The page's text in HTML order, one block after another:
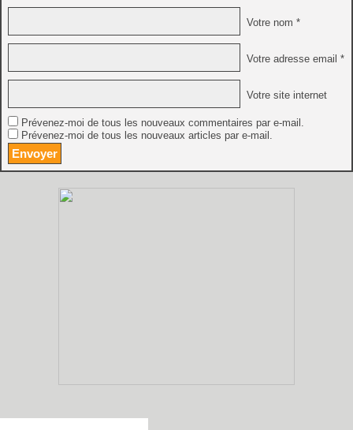
Votre nom *
Votre adresse email *
Votre site internet
Prévenez-moi de tous les nouveaux commentaires par e-mail.
Prévenez-moi de tous les nouveaux articles par e-mail.